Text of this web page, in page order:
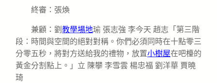
終審：張煥
兼顧：劉 教學場地瑜 張志強 李今天 趙志「第三階
段：時間與空間的絕對對稱。你們必須同時在十點零三
分零五秒，將對方送給我的禮物，放置小樹屋在吧檯的
黃金分割點上。」立 陳攀 李雪雲 楊忠福 劉洋華 賈曉
琦